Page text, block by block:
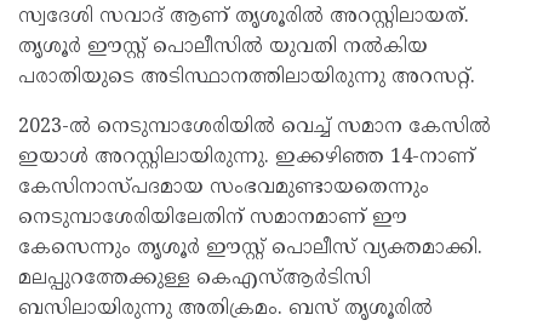
സ്വദേശി സവാദ് ആണ് തൃശൂരില്‍ അറസ്റ്റിലായത്.
തൃശൂര്‍ ഈസ്റ്റ് പൊലീസില്‍ യുവതി നല്‍കിയ
പരാതിയുടെ അടിസ്ഥാനത്തിലായിരുന്നു അറസറ്റ്.
2023-ല്‍ നെടുമ്പാശേരിയില്‍ വെച്ച് സമാന കേസില്‍
ഇയാള്‍ അറസ്റ്റിലായിരുന്നു. ഇക്കഴിഞ്ഞ 14-നാണ്
കേസിനാസ്പദമായ സംഭവമുണ്ടായതെന്നും
നെടുമ്പാശേരിയിലേതിന് സമാനമാണ് ഈ
കേസെന്നും തൃശൂര്‍ ഈസ്റ്റ് പൊലീസ് വ്യക്തമാക്കി.
മലപ്പുറത്തേക്കുള്ള കെഎസ്ആര്‍ടിസി
ബസിലായിരുന്നു അതിക്രമം. ബസ് തൃശൂരില്‍